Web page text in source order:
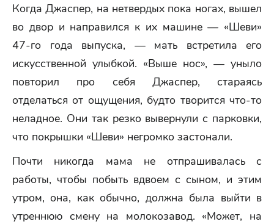
Когда Джаспер, на нетвердых пока ногах, вышел
во двор и направился к их машине — «Шеви»
47-го года выпуска, — мать встретила его
искусственной улыбкой. «Выше нос», — уныло
повторил про себя Джаспер, стараясь
отделаться от ощущения, будто творится что-то
неладное. Они так резко вывернули с парковки,
что покрышки «Шеви» негромко застонали.
Почти никогда мама не отпрашивалась с
работы, чтобы побыть вдвоем с сыном, и этим
утром, она, как обычно, должна была выйти в
утреннюю смену на молокозавод. «Может, на